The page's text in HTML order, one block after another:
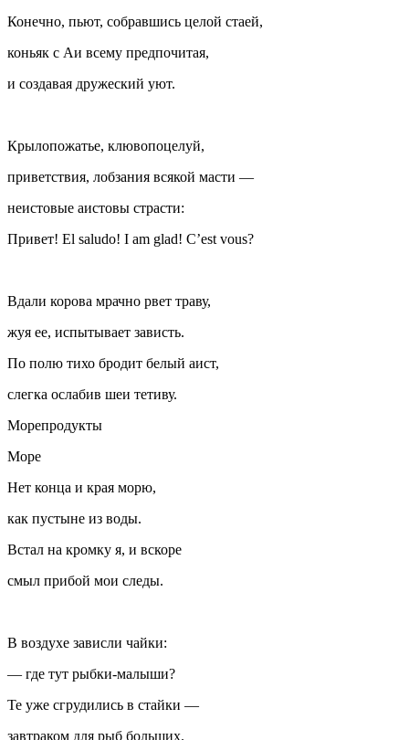
Конечно, пьют, собравшись целой стаей,
коньяк с Аи всему предпочитая,
и создавая дружеский уют.
Крылопожатье, клювопоцелуй,
приветствия, лобзания всякой масти —
неистовые аистовы страсти:
Привет! El saludo! I am glad! C’est vous?
Вдали корова мрачно рвет траву,
жуя ее, испытывает зависть.
По полю тихо бродит белый аист,
слегка ослабив шеи тетиву.
Морепродукты
Море
Нет конца и края морю,
как пустыне из воды.
Встал на кромку я, и вскоре
смыл прибой мои следы.
В воздухе зависли чайки:
— где тут рыбки-малыши?
Те уже сгрудились в стайки —
завтраком для рыб больших.